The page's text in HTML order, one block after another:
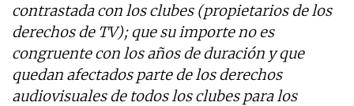
contrastada con los clubes (propietarios de los
derechos de TV); que su importe no es
congruente con los años de duración y que
quedan afectados parte de los derechos
audiovisuales de todos los clubes para los